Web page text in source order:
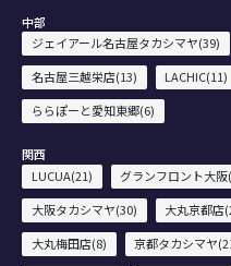
中部
ジェイアール名古屋タカシマヤ(39)
名古屋三越栄店(13)
LACHIC(11)
ららぽーと愛知東郷(6)
関西
LUCUA(21)
グランフロント大阪
大阪タカシマヤ(30)
大丸京都店
大丸梅田店(8)
京都タカシマヤ